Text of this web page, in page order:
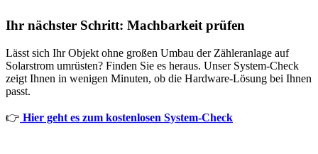
Ihr nächster Schritt: Machbarkeit prüfen
Lässt sich Ihr Objekt ohne großen Umbau der Zähleranlage auf
Solarstrom umrüsten? Finden Sie es heraus. Unser System-Check
zeigt Ihnen in wenigen Minuten, ob die Hardware-Lösung bei Ihnen
passt.
👉 Hier geht es zum kostenlosen System-Check